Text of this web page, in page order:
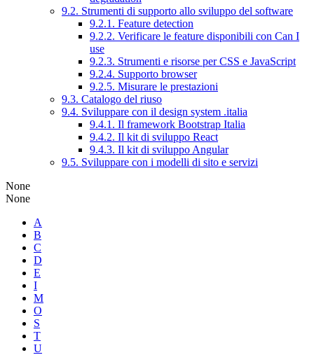
9.2. Strumenti di supporto allo sviluppo del software
9.2.1. Feature detection
9.2.2. Verificare le feature disponibili con Can I
use
9.2.3. Strumenti e risorse per CSS e JavaScript
9.2.4. Supporto browser
9.2.5. Misurare le prestazioni
9.3. Catalogo del riuso
9.4. Sviluppare con il design system .italia
9.4.1. Il framework Bootstrap Italia
9.4.2. Il kit di sviluppo React
9.4.3. Il kit di sviluppo Angular
9.5. Sviluppare con i modelli di sito e servizi
None
None
A
B
C
D
E
I
M
O
S
T
U